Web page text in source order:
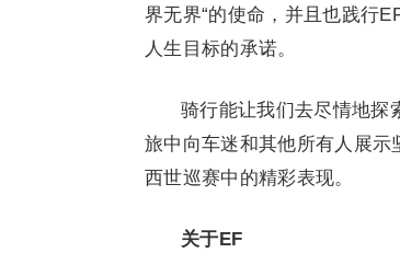
界无界“的使命，并且也践行
人生目标的承诺。
骑行能让我们去尽情地探
旅中向车迷和其他所有人展
西世巡赛中的精彩表现。
关于EF